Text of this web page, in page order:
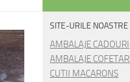
SITE-URILE NOASTRE
AMBALAJE CADOURI
AMBALAJE COFETARII
CUTII MACARONS